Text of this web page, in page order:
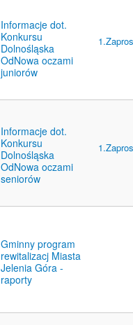
Informacje dot.
Konkursu
Dolnośląska
OdNowa oczami
juniorów
Informacje dot.
Konkursu
Dolnośląska
OdNowa oczami
seniorów
Gminny program
rewitalizacj Miasta
Jelenia Góra -
raporty